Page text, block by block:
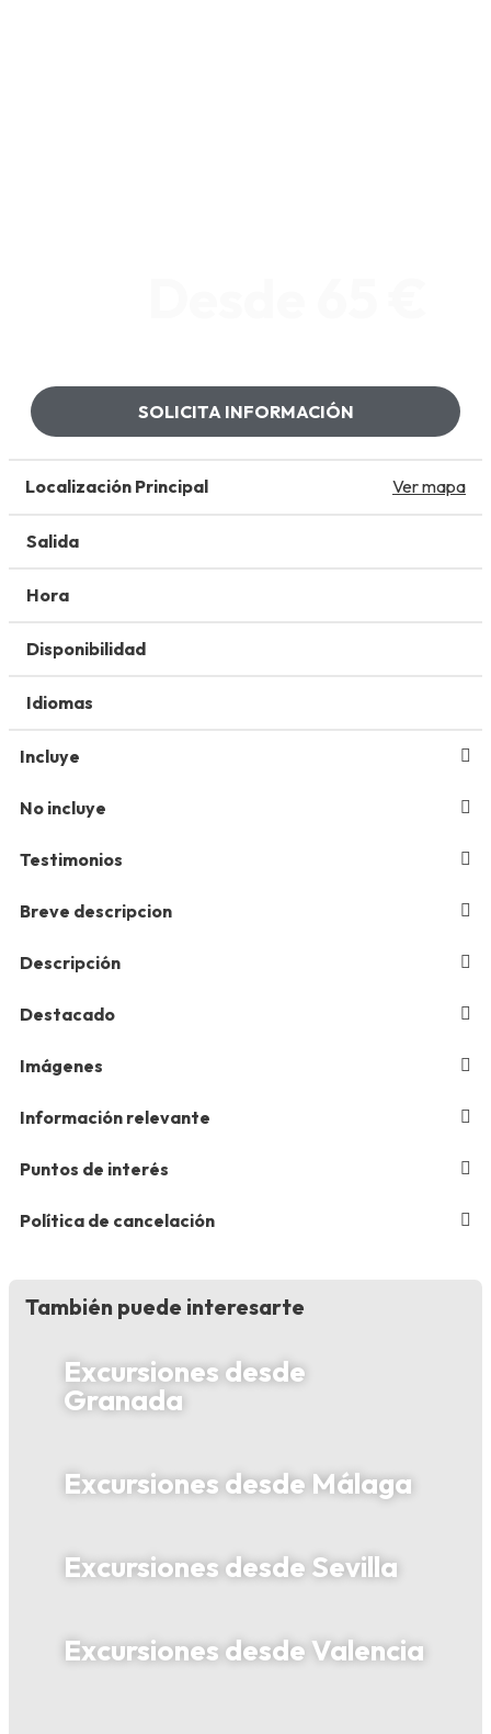
SOLICITA INFORMACIÓN
Localización Principal Ver mapa
Salida
Hora
Disponibilidad
Idiomas
Incluye
No incluye
Testimonios
Breve descripcion
Descripción
Destacado
Imágenes
Información relevante
Puntos de interés
Política de cancelación
También puede interesarte
Excursiones desde
Granada
Excursiones desde Málaga
Excursiones desde Sevilla
Excursiones desde Valencia